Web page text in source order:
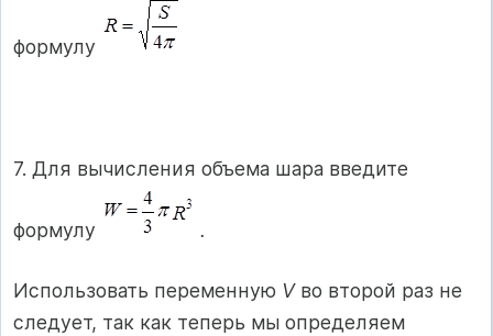
формулу
7. Для вычисления объема шара введите
формулу .
Использовать переменную V во второй раз не
следует, так как теперь мы определяем